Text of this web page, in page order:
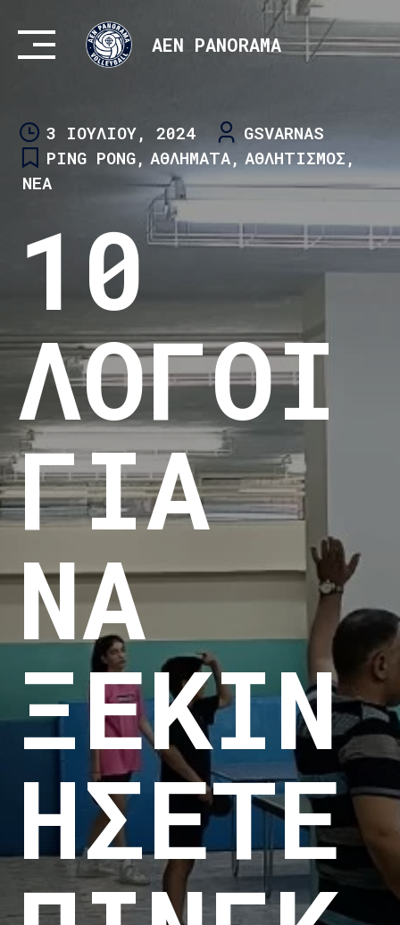
content
AEN PANORAMA
3 ΙΟΥΛΊΟΥ, 2024
GSVARNAS
PING PONG, ΑΘΛΉΜΑΤΑ, ΑΘΛΗΤΙΣΜΌΣ ,
ΝΈΑ
10
ΛΌΓΟΙ
ΓΙΑ
ΝΑ
ΞΕΚΙΝ
ΉΣΕΤΕ